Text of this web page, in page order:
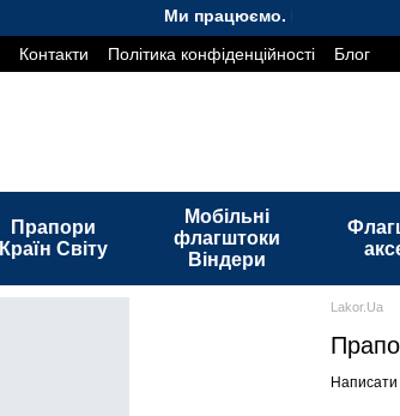
Ми працюємо. Все буде Україна!
Контакти Політика конфіденційності Блог
Прапори
Країн Світу
Мобільні
флагштоки
Віндери
Lakor.Ua
Написати